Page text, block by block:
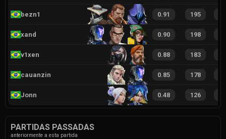
bezn1 0.91 195
xand 0.90 198
v1xen 0.88 183
cauanzin 0.85 178
Jonn 0.48 126
PARTIDAS PASSADAS
anteriormente a esta partida